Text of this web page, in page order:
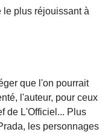
le plus réjouissant à
que l'on pourrait
l'auteur, pour ceux
de L'Officiel... Plus
les personnages